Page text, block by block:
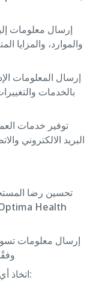
إرسال معلومات
والموارد، والمزايا
إرسال المعلومات
بالخدمات
توفير خدمات
البريد الالكتروني
تحسين رضا
إرسال معلومات
اتخاذ أي إجراء نعتقد أنه ضروري أو مناسب: